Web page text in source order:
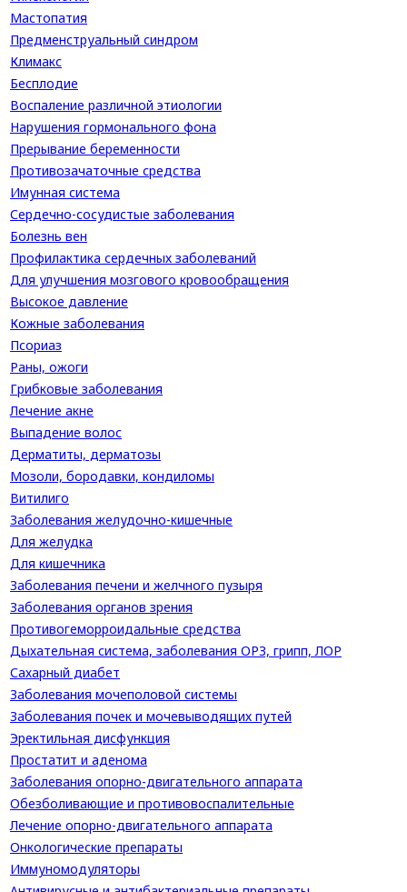
Мастопатия
Предменструальный синдром
Климакс
Бесплодие
Воспаление различной этиологии
Нарушения гормонального фона
Прерывание беременности
Противозачаточные средства
Имунная система
Сердечно-сосудистые заболевания
Болезнь вен
Профилактика сердечных заболеваний
Для улучшения мозгового кровообращения
Высокое давление
Кожные заболевания
Псориаз
Раны, ожоги
Грибковые заболевания
Лечение акне
Выпадение волос
Дерматиты, дерматозы
Мозоли, бородавки, кондиломы
Витилиго
Заболевания желудочно-кишечные
Для желудка
Для кишечника
Заболевания печени и желчного пузыря
Заболевания органов зрения
Противогеморроидальные средства
Дыхательная система, заболевания ОРЗ, грипп, ЛОР
Сахарный диабет
Заболевания мочеполовой системы
Заболевания почек и мочевыводящих путей
Эректильная дисфункция
Простатит и аденома
Заболевания опорно-двигательного аппарата
Обезболивающие и противовоспалительные
Лечение опорно-двигательного аппарата
Онкологические препараты
Иммуномодуляторы